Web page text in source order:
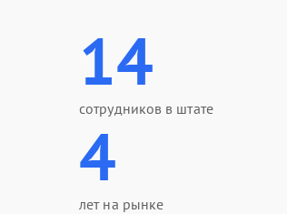
14
сотрудников в штате
4
лет на рынке